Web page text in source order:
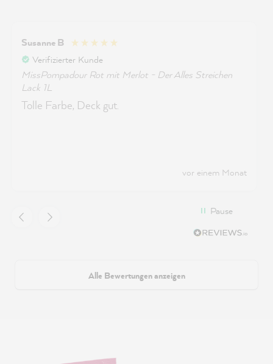
Susanne B
Verifizierter Kunde
MissPompadour Rot mit Merlot - Der Alles Streichen
Lack 1L
Tolle Farbe, Deck gut.
vor einem Monat
Pause
Alle Bewertungen anzeigen